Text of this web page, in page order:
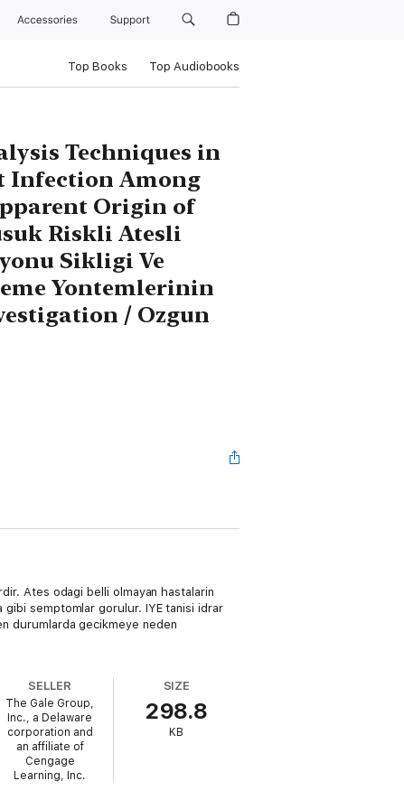
Accessories Support
Top Books Top Audiobooks
Techniques in
Infection Among
Origin of
Riskli Atesli
Sikligi Ve
Yontemlerinin
/ Ozgun
Ates odagi belli olmayan hastalarin
semptomlar gorulur. IYE tanisi idrar
durumlarda gecikmeye neden
SELLER
The Gale Group,
Inc., a Delaware
corporation and
an affiliate of
Cengage
Learning, Inc.
SIZE
298.8
KB